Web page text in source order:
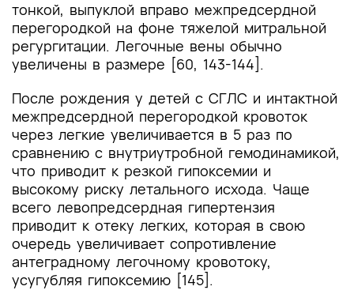
тонкой, выпуклой вправо межпредсердной
перегородкой на фоне тяжелой митральной
регургитации. Легочные вены обычно
увеличены в размере [60, 143-144].
После рождения у детей с СГЛС и интактной
межпредсердной перегородкой кровоток
через легкие увеличивается в 5 раз по
сравнению с внутриутробной гемодинамикой,
что приводит к резкой гипоксемии и
высокому риску летального исхода. Чаще
всего левопредсердная гипертензия
приводит к отеку легких, которая в свою
очередь увеличивает сопротивление
антеградному легочному кровотоку,
усугубляя гипоксемию [145].